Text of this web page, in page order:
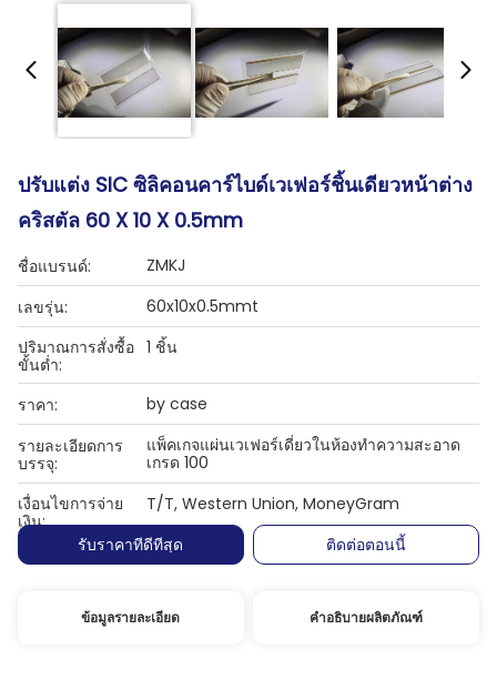
ปรับแต่ง SIC ซิลิคอนคาร์ไบด์เวเฟอร์ชิ้นเดียวหน้าต่าง
คริสตัล 60 X 10 X 0.5mm
ชื่อแบรนด์:
ZMKJ
เลขรุ่น:
60x10x0.5mmt
ปริมาณการสั่งซื้อ
ขั้นต่ำ:
1 ชิ้น
ราคา:
by case
รายละเอียดการ
บรรจุ:
แพ็คเกจแผ่นเวเฟอร์เดี่ยวในห้องทำความสะอาด
เกรด 100
เงื่อนไขการจ่าย
เงิน:
T/T, Western Union, MoneyGram
รับราคาที่ดีที่สุด
ติดต่อตอนนี้
ข้อมูลรายละเอียด คำอธิบายผลิตภัณฑ์